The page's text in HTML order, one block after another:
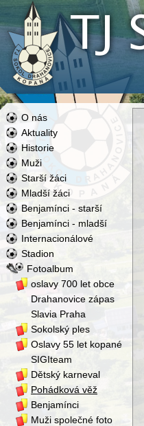
O nás
Aktuality
Historie
Muži
Starší žáci
Mladší žáci
Benjamínci - starší
Benjamínci - mladší
Internacionálové
Stadion
Fotoalbum
oslavy 700 let obce
Drahanovice zápas
Slavia Praha
Sokolský ples
Oslavy 55 let kopané
SIGIteam
Dětský karneval
Pohádková věž
Benjamínci
Muži společné foto